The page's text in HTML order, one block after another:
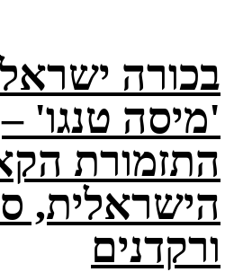
בכורה
'מיסה טנגו' –
התזמורת
הישראלית,
ורקדנים